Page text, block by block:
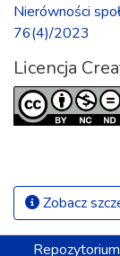
Nierówności
76(4)/2023
Licencja
Zobacz
Repozytorium